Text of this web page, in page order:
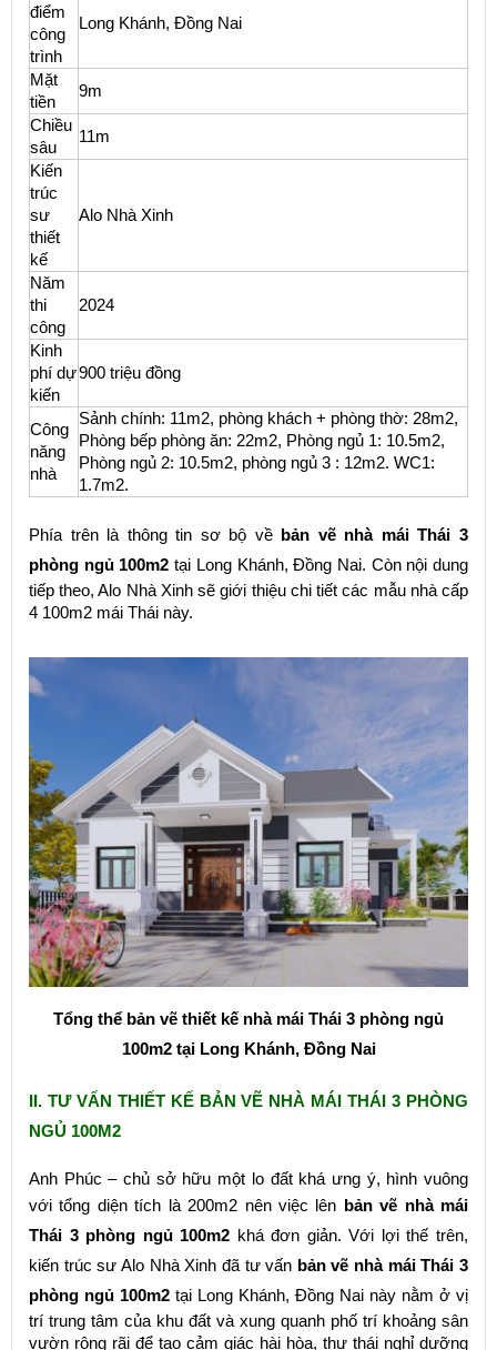
điểm
công
trình
Long Khánh, Đồng Nai
Mặt
tiền
9m
Chiều
sâu
11m
Kiến
trúc
sư
thiết
kế
Alo Nhà Xinh
Năm
thi
công
2024
Kinh
phí dự
kiến
900 triệu đồng
Công
năng
nhà
Sảnh chính: 11m2, phòng khách + phòng thờ: 28m2,
Phòng bếp phòng ăn: 22m2, Phòng ngủ 1: 10.5m2,
Phòng ngủ 2: 10.5m2, phòng ngủ 3 : 12m2. WC1:
1.7m2.
Phía trên là thông tin sơ bộ về bản vẽ nhà mái Thái 3
phòng ngủ 100m2 tại Long Khánh, Đồng Nai. Còn nội dung
tiếp theo, Alo Nhà Xinh sẽ giới thiệu chi tiết các mẫu nhà cấp
4 100m2 mái Thái này.
Tổng thể bản vẽ thiết kế nhà mái Thái 3 phòng ngủ
100m2 tại Long Khánh, Đồng Nai
II. TƯ VẤN THIẾT KẾ BẢN VẼ NHÀ MÁI THÁI 3 PHÒNG
NGỦ 100M2
Anh Phúc – chủ sở hữu một lo đất khá ưng ý, hình vuông
với tổng diện tích là 200m2 nên việc lên bản vẽ nhà mái
Thái 3 phòng ngủ 100m2 khá đơn giản. Với lợi thế trên,
kiến trúc sư Alo Nhà Xinh đã tư vấn bản vẽ nhà mái Thái 3
phòng ngủ 100m2 tại Long Khánh, Đồng Nai này nằm ở vị
trí trung tâm của khu đất và xung quanh phố trí khoảng sân
vườn rộng rãi để tạo cảm giác hài hòa, thư thái nghỉ dưỡng